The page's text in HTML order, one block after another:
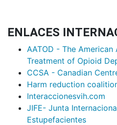
ENLACES
AATOD - The
Treatment of Opioid
CCSA - Canadian
Harm reduction
Interaccionesvih.com
JIFE- Junta
Estupefacientes